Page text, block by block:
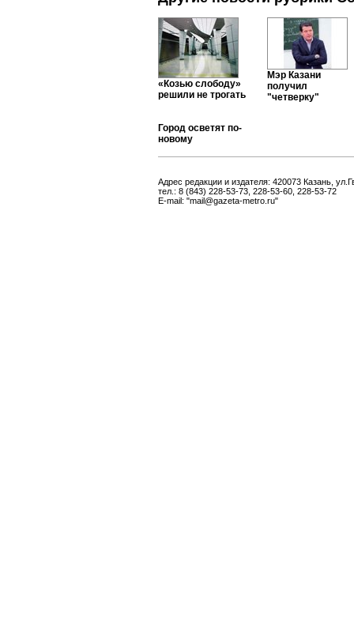
«Козью слободу»
решили не трогать
Мэр Казани
получил
"четверку"
Город осветят по-
новому
Адрес редакции и издателя: 420073 Казань,
тел.: 8 (843) 228-53-73, 228-53-60, 228-53-72
E-mail: "mail@gazeta-metro.ru"